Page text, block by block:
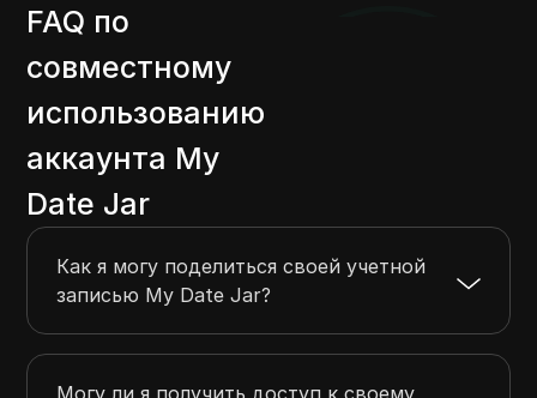
FAQ по
совместному
использованию
аккаунта My
Date Jar
Как я могу поделиться своей учетной
записью My Date Jar?
Могу ли я получить доступ к своему